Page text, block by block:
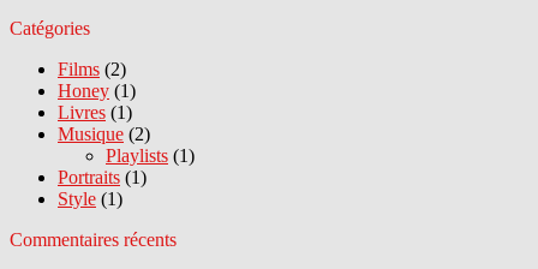
Catégories
Films (2)
Honey (1)
Livres (1)
Musique (2)
Playlists (1)
Portraits (1)
Style (1)
Commentaires récents